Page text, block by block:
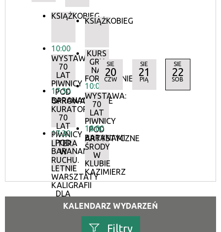
KSIĄŻKOBIEG
10:00
WYSTAWA:
70
LAT
PIWNICY
POD
BARANAMI
17:30
OPROWADZANIE
KURATORSKIE:
70
LAT
PIWNICY
POD
BARANAMI
17:30
LITERA
W
RUCHU.
LETNIE
WARSZTATY
KALIGRAFII
DLA
DOROSŁYCH
KSIĄŻKOBIEG
KURS
GRY
NA
FORTEPIANIE
10:00
WYSTAWA:
70
LAT
PIWNICY
POD
BARANAMI
18:00
ARTYSTYCZNE
ŚRODY
W
KLUBIE
KAZIMIERZ
SIE
20
CZW
SIE
21
PIĄ
SIE
22
SOB
KALENDARZ WYDARZEŃ
Filtry